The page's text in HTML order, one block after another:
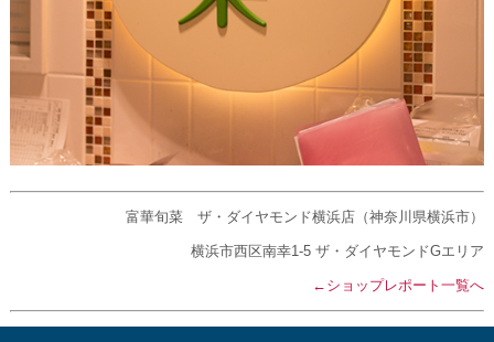
富華旬菜 ザ・ダイヤモンド横浜店（神奈川県横浜市）
横浜市西区南幸1-5 ザ・ダイヤモンドGエリア
←ショップレポート一覧へ